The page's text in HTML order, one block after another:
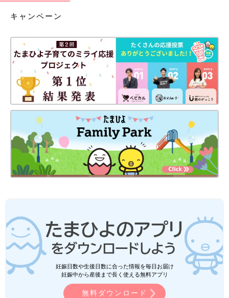
キャンペーン
妊娠日数や生後日数に合った情報を毎日お届け
妊娠中から産後まで長く使える無料アプリ
無料ダウンロード